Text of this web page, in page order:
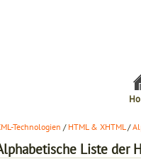
Technologien / HTML & XHTML/
Liste der